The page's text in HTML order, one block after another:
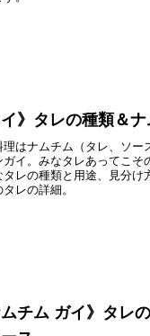
イ》タレの種類＆
理はナムチム（タレ、ソー
ガイ。みなタレあってこ
タレの種類と用途、見分
レの詳細。
ムチム ガイ》タレ